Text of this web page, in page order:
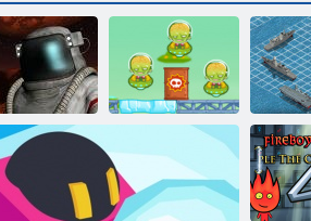
Kaujas zona
Cowboys vs
marsieši